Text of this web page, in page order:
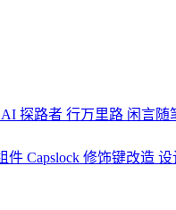
AI 探路者 行万里路 闲言随
件 Capslock 修饰键改造 设